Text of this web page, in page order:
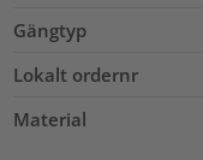
Gängtyp
Lokalt ordernr
Material